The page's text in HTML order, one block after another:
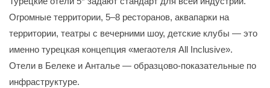
Огромные территории, 5–8 ресторанов, аквапарки на
территории, театры с вечерними шоу, детские клубы — это
именно турецкая концепция «мегаотеля All Inclusive».
Отели в Белеке и Анталье — образцово-показательные по
инфраструктуре.